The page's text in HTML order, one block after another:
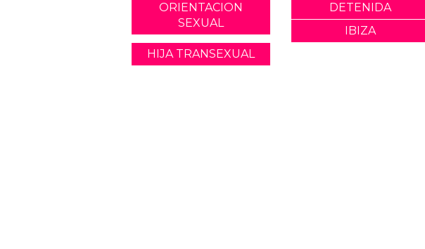
ORIENTACION
SEXUAL
DETENIDA
IBIZA
HIJA TRANSEXUAL